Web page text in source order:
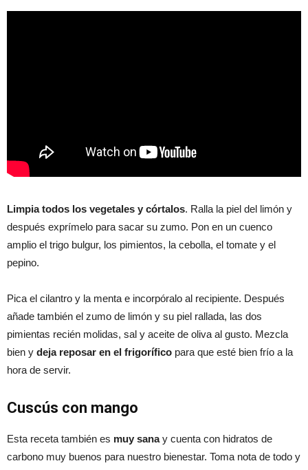
Limpia todos los vegetales y córtalos. Ralla la piel del limón y
después exprímelo para sacar su zumo. Pon en un cuenco
amplio el trigo bulgur, los pimientos, la cebolla, el tomate y el
pepino.
Pica el cilantro y la menta e incorpóralo al recipiente. Después
añade también el zumo de limón y su piel rallada, las dos
pimientas recién molidas, sal y aceite de oliva al gusto. Mezcla
bien y deja reposar en el frigorífico para que esté bien frío a la
hora de servir.
Cuscús con mango
Esta receta también es muy sanay cuenta con hidratos de
carbono muy buenos para nuestro bienestar. Toma nota de todo y